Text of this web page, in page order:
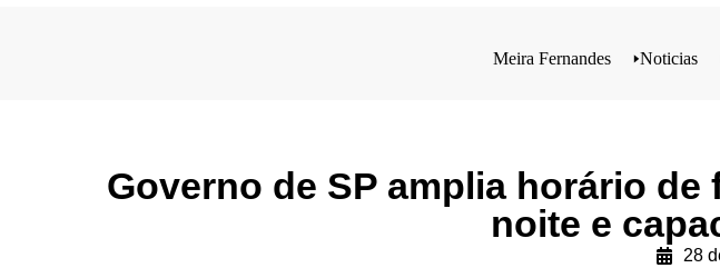
Meira Fernandes 🢒Noticias
Governo de SP amplia horário
noite e
28